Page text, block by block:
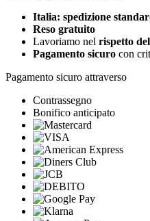
Italia: spedizione
Reso gratuito
Lavoriamo nel rispetto
Pagamento sicuro con
Pagamento sicuro attraverso
Contrassegno
Bonifico anticipato